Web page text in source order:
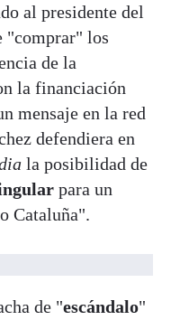
al presidente del
"comprar" los
de la
la financiación
mensaje en la red
defendiera en
la posibilidad de
para un
Cataluña".
de "escándalo"